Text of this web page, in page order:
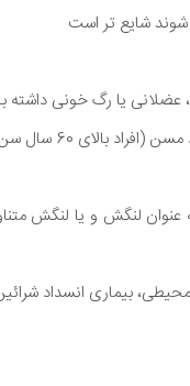
شوند شایع تر است
یا رگ خونی داشته
سن) شایع تر است.
عنوان لنگش و یا لنگش
محیطی، بیماری انسداد